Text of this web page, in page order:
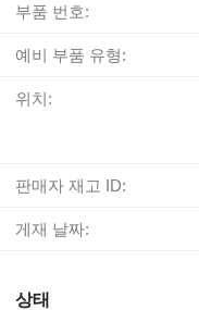
부품 번호:
예비 부품 유형:
위치:
판매자 재고 ID:
게재 날짜:
상태